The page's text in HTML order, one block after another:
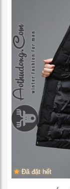
Đã đặt hết